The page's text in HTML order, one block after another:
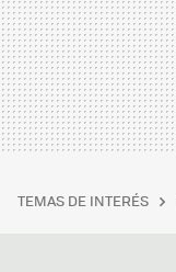
TEMAS DE INTERÉS